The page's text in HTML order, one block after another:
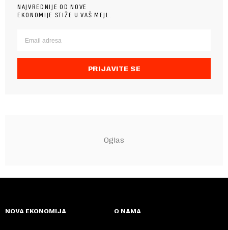
NAJVREDNIJE OD NOVE
EKONOMIJE STIŽE U VAŠ MEJL.
PRIJAVITE SE
NOVA EKONOMIJA O NAMA